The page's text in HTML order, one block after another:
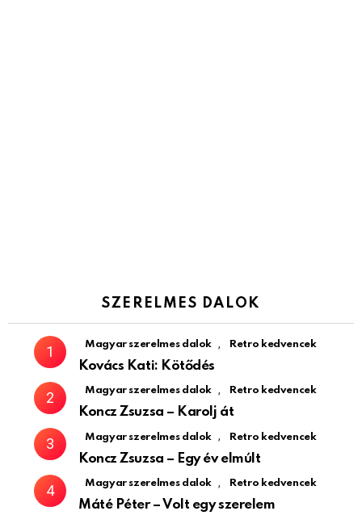
SZERELMES DALOK
Magyar szerelmes dalok , Retro kedvencek
Kovács Kati: Kötődés
Magyar szerelmes dalok , Retro kedvencek
Koncz Zsuzsa – Karolj át
Magyar szerelmes dalok , Retro kedvencek
Koncz Zsuzsa – Egy év elmúlt
Magyar szerelmes dalok , Retro kedvencek
Máté Péter – Volt egy szerelem